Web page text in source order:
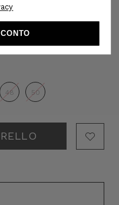
48 50